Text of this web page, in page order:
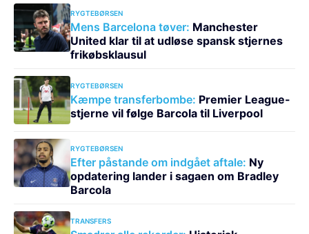
RYGTEBØRSEN
Mens Barcelona tøver: Manchester
United klar til at udløse spansk stjernes
frikøbsklausul
RYGTEBØRSEN
Kæmpe transferbombe: Premier League-
stjerne vil følge Barcola til Liverpool
RYGTEBØRSEN
Efter påstande om indgået aftale: Ny
opdatering lander i sagaen om Bradley
Barcola
TRANSFERS